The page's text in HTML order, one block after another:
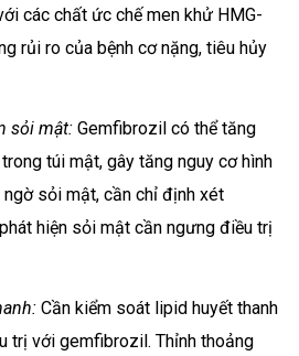
các chất ức chế men khử HMG-
rủi ro của bệnh cơ nặng, tiêu hủy
sỏi mật: Gemfibrozil có thể tăng
túi mật, gây tăng nguy cơ hình
sỏi mật, cần chỉ định xét
hiện sỏi mật cần ngưng điều trị
Cần kiểm soát lipid huyết thanh
trị với gemfibrozil. Thỉnh thoảng